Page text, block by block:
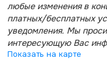
любые изменения в
платных/бесплатных
уведомления. Мы
интересующую Вас
Показать на карте